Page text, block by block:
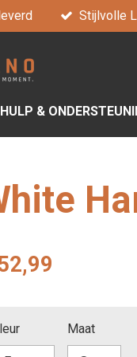
Stijlvolle
HULP &
Maat